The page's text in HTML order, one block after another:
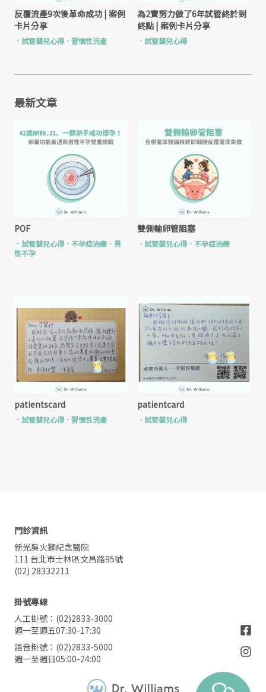
反覆流產9次後革命成功 | 案例
卡片分享
． 試管嬰兒心得 ． 習慣性流產
為2寶努力做了6年試管終於到
終點 | 案例卡片分享
． 試管嬰兒心得
最新文章
POF
． 試管嬰兒心得 ． 不孕症治療 ． 男
性不孕
雙側輸卵管阻塞
． 試管嬰兒心得 ．不孕症治療
patientscard
． 試管嬰兒心得 ． 習慣性流產
patientcard
． 試管嬰兒心得
門診資訊
新光吳火獅紀念醫院
111 台北市士林區文昌路95號
(02) 28332211
掛號專線
人工掛號：(02)2833-3000
週一至週五07:30-17:30
語音掛號：(02)2833-5000
週一至週日05:00-24:00